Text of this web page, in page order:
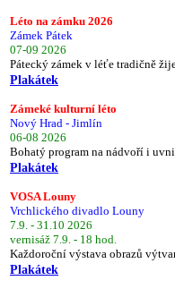
Léto na zámku 2026
Zámek Pátek
07-09 2026
Pátecký zámek v léťe tradičně
Plakátek
Zámeké kulturní léto
Nový Hrad - Jimlín
06-08 2026
Bohatý program na nádvoří i
Plakátek
VOSA Louny
Vrchlického divadlo Louny
7.9. - 31.10 2026
vernisáž 7.9. - 18 hod.
Každoroční výstava obrazů
Plakátek